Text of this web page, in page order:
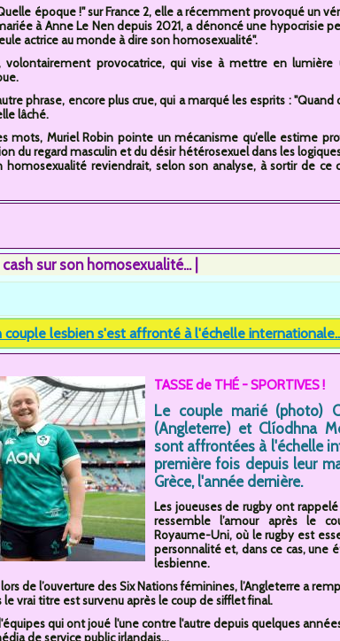
époque !" sur France 2, elle a récemment provoqué un
à Anne Le Nen depuis 2021, a dénoncé une hypocrisie
actrice au monde à dire son homosexualité".
volontairement provocatrice, qui vise à mettre en lumière
phrase, encore plus crue, qui a marqué les esprits : "Quand
lâché.
mots, Muriel Robin pointe un mécanisme qu’elle estime
du regard masculin et du désir hétérosexuel dans les
homosexualité reviendrait, selon son analyse, à sortir de ce
sur son homosexualité...
couple lesbien s'est affronté à l'échelle
TASSE de THÉ - SPORTIVES !
Le couple marié (photo)
(Angleterre) et Clíodhna
sont affrontées à l'échelle
première fois depuis leur
Grèce, l'année dernière.
Les joueuses de rugby ont
ressemble l’amour après le
Royaume-Uni, où le rugby est
personnalité et, dans ce cas, une
lesbienne.
lors de l’ouverture des Six Nations féminines, l’Angleterre a
le vrai titre est survenu après le coup de sifflet final.
qui ont joué l'une contre l'autre depuis quelques
de service public irlandais...